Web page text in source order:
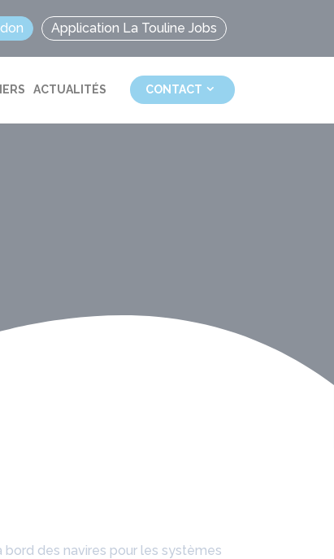
Application La Touline Jobs
ACTUALITÉS CONTACT
des navires pour les systèmes